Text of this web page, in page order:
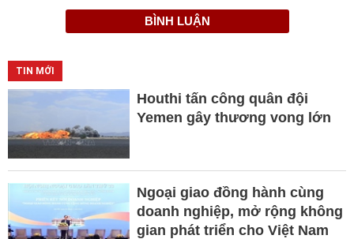
BÌNH LUẬN
TIN MỚI
Houthi tấn công quân đội
Yemen gây thương vong lớn
Ngoại giao đồng hành cùng
doanh nghiệp, mở rộng không
gian phát triển cho Việt Nam